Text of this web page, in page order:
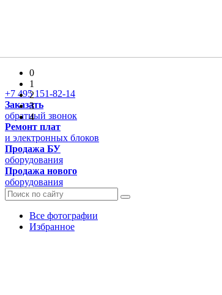
0
1
2
3
4
+7 495 151-82-14
Заказать
обратный звонок
Ремонт плат
и электронных блоков
Продажа БУ
оборудования
Продажа нового
оборудования
Все фотографии
Избранное